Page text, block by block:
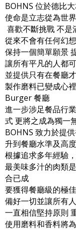
BOHNS 位於德比
使命是立志從為世
喜歡不斷挑戰 不是
從來不會有任何幻
保持一個簡單願景
讓所有平凡的人都
並提供只有在餐廳
製作磨料已變成心
Burger 餐廳
進一步涉足餐品行
式 更將之成為獨一
BOHNS 致力於提
升到餐廳水準及高度
根據追求多年經驗
最美味多汁的肉類
合已成
要獲得餐廳級的極
備好一切並讓所有
一直相信堅持原則
使用磨料和香料將